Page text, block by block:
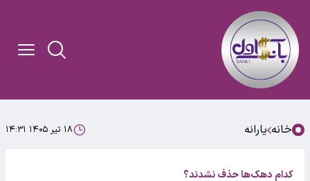
خانه یارانه ۱۸ تیر ۱۴۰۵ ۱۴:۳۱
کدام دهک‌ها حذف نشدند؟